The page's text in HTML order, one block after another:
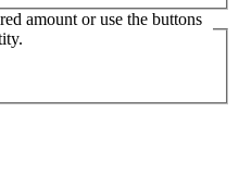
amount or use the buttons